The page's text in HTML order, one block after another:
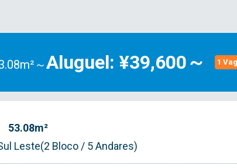
～Aluguel: ¥39,600～ 1
53.08m²
Leste(2 Bloco / 5 Andares)